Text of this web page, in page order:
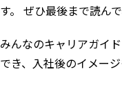
す。 ぜひ最後まで読ん
みんなのキャリアガイ
でき、入社後のイメー